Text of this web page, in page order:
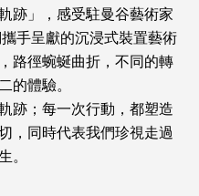
跡」，感受駐曼谷藝術家
手呈獻的沉浸式裝置藝術
路徑蜿蜒曲折，不同的轉
的體驗。
跡；每一次行動，都塑造
，同時代表我們珍視走過
。